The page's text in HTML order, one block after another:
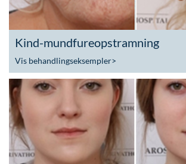
Kind-mundfureopstramning
Vis behandlingseksempler>